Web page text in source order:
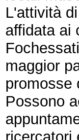
L'attività
affidata ai
maggior
promosse
Possono